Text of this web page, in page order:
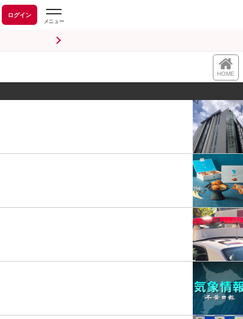
ログイン
HOME